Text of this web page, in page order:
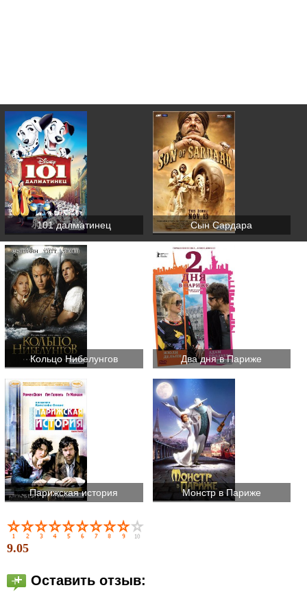
101 далматинец Сын Сардара
Кольцо Нибелунгов Два дня в Париже
Парижская история Монстр в Париже
9.05
Оставить отзыв: